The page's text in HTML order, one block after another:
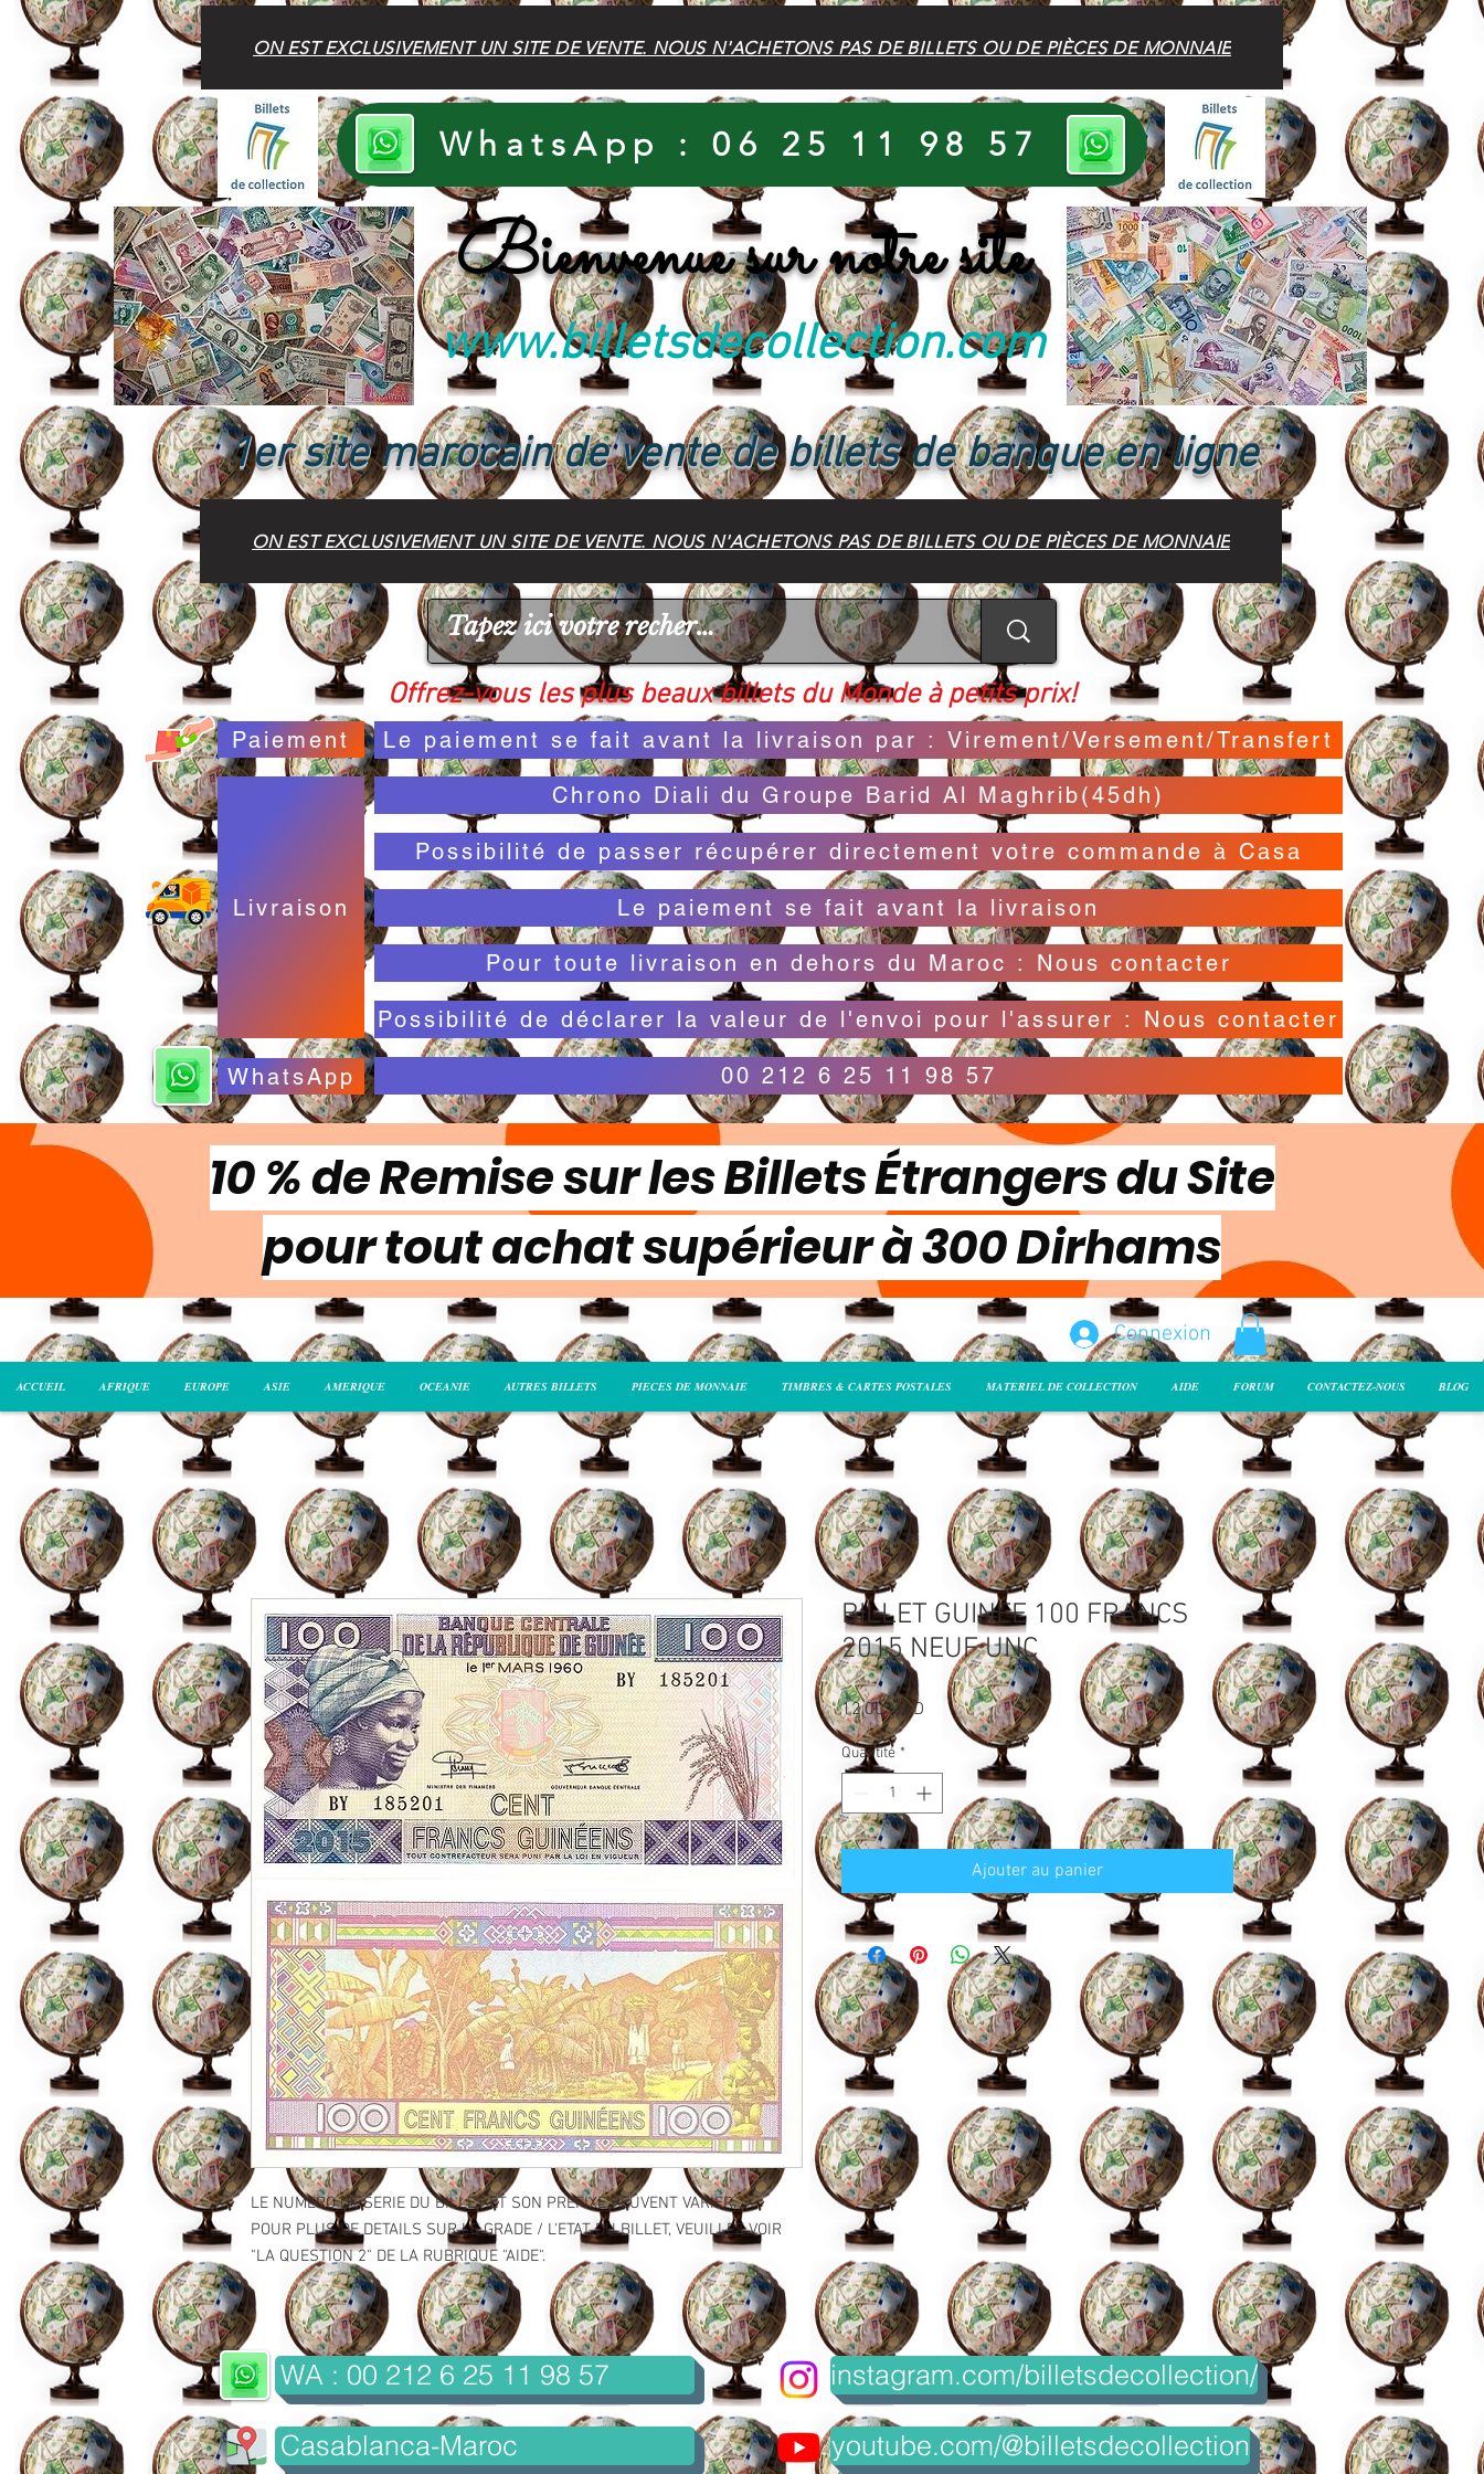
ON EST EXCLUSIVEMENT UN SITE DE VENTE. NOUS N'ACHETONS PAS DE BILLETS OU DE PIÈCES DE MONNAIE
WhatsApp : 06 25 11 98 57
Bienvenue sur notre site
www.billetsdecollection.com
1er site marocain de vente de billets de banque en ligne
ON EST EXCLUSIVEMENT UN SITE DE VENTE. NOUS N'ACHETONS PAS DE BILLETS OU DE PIÈCES DE MONNAIE
Offrez-vous les plus beaux billets du Monde à petits prix!
Paiement Le paiement se fait avant la livraison par : Virement/Versement/Transfert
Livraison
Chrono Diali du Groupe Barid Al Maghrib(45dh)
Possibilité de passer récupérer directement votre commande à Casa
Le paiement se fait avant la livraison
Pour toute livraison en dehors du Maroc : Nous contacter
Possibilité de déclarer la valeur de l'envoi pour l'assurer : Nous contacter
WhatsApp 00 212 6 25 11 98 57
10 % de Remise sur les Billets Étrangers du Site
pour tout achat supérieur à 300 Dirhams
Connexion
ACCUEIL AFRIQUE EUROPE ASIE AMERIQUE OCEANIE AUTRES BILLETS PIECES DE MONNAIE TIMBRES & CARTES POSTALES MATERIEL DE COLLECTION AIDE FORUM CONTACTEZ-NOUS BLOG
LE NUMERO DE SERIE DU BILLET ET SON PREFIXE PEUVENT VARIER.
POUR PLUS DE DETAILS SUR LE GRADE / L'ETAT DU BILLET, VEUILLEZ VOIR
"LA QUESTION 2" DE LA RUBRIQUE "AIDE".
BILLET GUINEE 100 FRANCS
2015 NEUF UNC
12,00 MAD Prix
Quantité *
Ajouter au panier
WA : 00 212 6 25 11 98 57
Casablanca-Maroc
instagram.com/billetsdecollection/
youtube.com/@billetsdecollection